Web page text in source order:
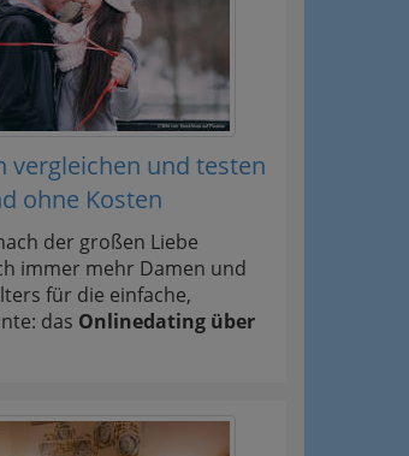
vergleichen und testen
ohne Kosten
der großen Liebe
immer mehr Damen und
für die einfache,
das Onlinedating über